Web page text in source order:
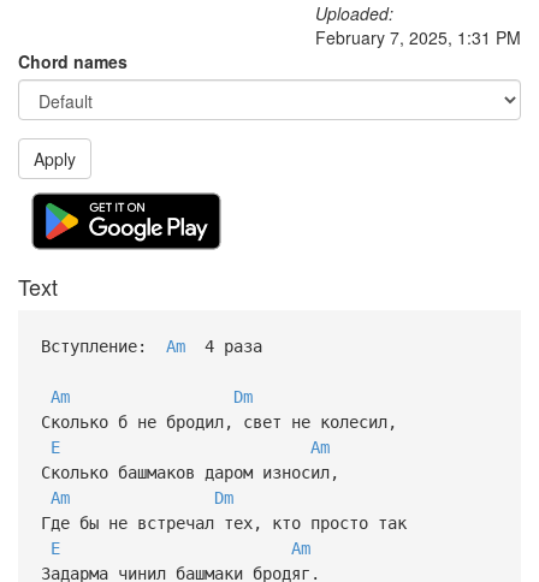
Uploaded:
February 7, 2025, 1:31 PM
Chord names
Apply
Text
Вступление: Am4 раза
Am
Dm
Сколько б не бродил, свет не колесил,
E
Am
Сколько башмаков даром износил,
Am
Dm
Где бы не встречал тех, кто просто так
E
Am
Задарма чинил башмаки бродяг.